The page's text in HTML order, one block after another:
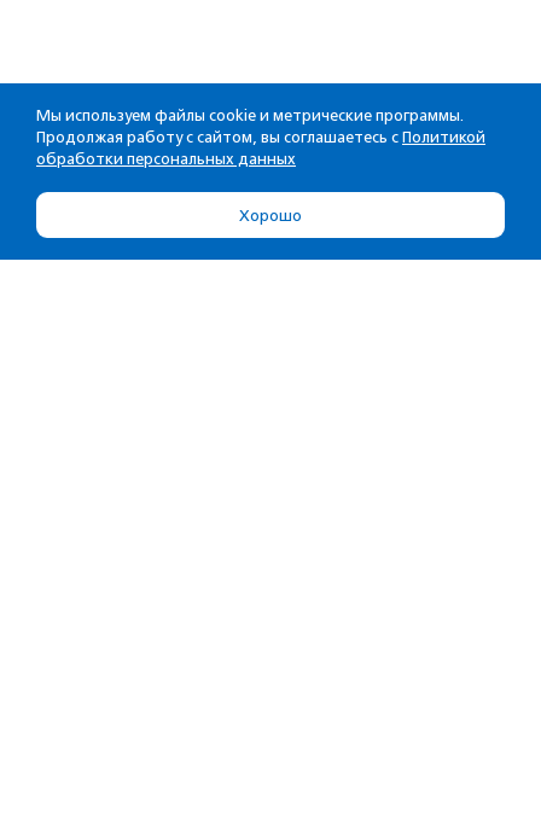
Мы используем файлы cookie и метрические программы.
Продолжая работу с сайтом, вы соглашаетесь с Политикой
обработки персональных данных
Хорошо